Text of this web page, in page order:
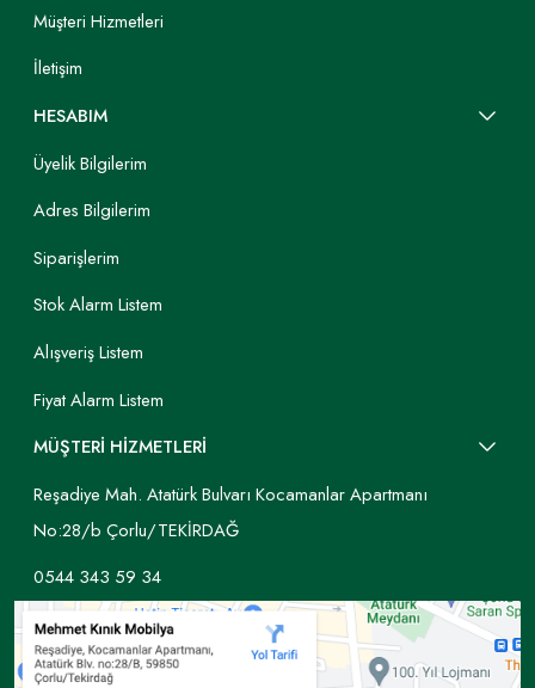
Müşteri Hizmetleri
İletişim
HESABIM
Üyelik Bilgilerim
Adres Bilgilerim
Siparişlerim
Stok Alarm Listem
Alışveriş Listem
Fiyat Alarm Listem
MÜŞTERİ HİZMETLERİ
Reşadiye Mah. Atatürk Bulvarı Kocamanlar Apartmanı
No:28/b Çorlu/TEKİRDAĞ
0544 343 59 34